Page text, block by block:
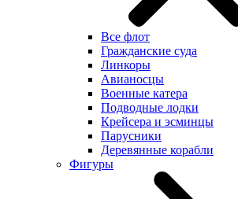
Все флот
Гражданские суда
Линкоры
Авианосцы
Военные катера
Подводные лодки
Крейсера и эсминцы
Парусники
Деревянные корабли
Фигуры